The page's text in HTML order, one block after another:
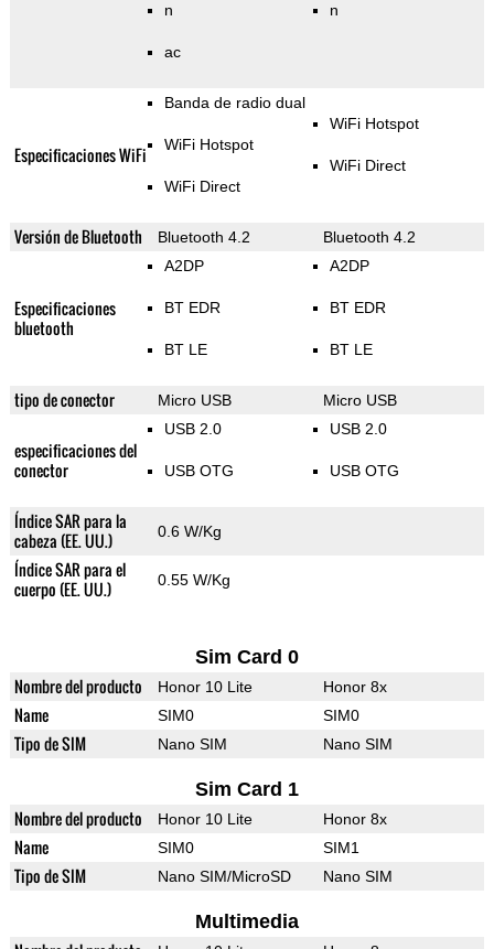
n
ac
n
Especificaciones WiFi
Banda de radio dual
WiFi Hotspot
WiFi Direct
WiFi Hotspot
WiFi Direct
Versión de Bluetooth Bluetooth 4.2 Bluetooth 4.2
Especificaciones
bluetooth
A2DP
BT EDR
BT LE
A2DP
BT EDR
BT LE
tipo de conector Micro USB Micro USB
especificaciones del
conector
USB 2.0
USB OTG
USB 2.0
USB OTG
Índice SAR para la
cabeza (EE. UU.)
0.6 W/Kg
Índice SAR para el
cuerpo (EE. UU.)
0.55 W/Kg
Sim Card 0
Nombre del producto Honor 10 Lite Honor 8x
Name SIM0 SIM0
Tipo de SIM Nano SIM Nano SIM
Sim Card 1
Nombre del producto Honor 10 Lite Honor 8x
Name SIM0 SIM1
Tipo de SIM Nano SIM/MicroSD Nano SIM
Multimedia